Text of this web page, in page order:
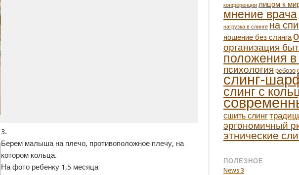
3.
Берем малыша на плечо, противоположное плечу, на
котором кольца.
На фото ребенку 1,5 месяца
конференции лицом к
мнение врача
нагрузка в слинге на
ношение без слинга
организация
положения в
психология ребозо
слинг-
слинг с
сшить слинг
эргономичный
этнические
ПОЛЕЗНОЕ
News 3